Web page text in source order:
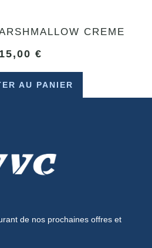
CREME
15,00 €
AU PANIER
de nos prochaines offres et